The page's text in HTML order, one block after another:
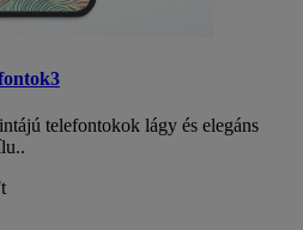
telefontokok lágy és elegáns